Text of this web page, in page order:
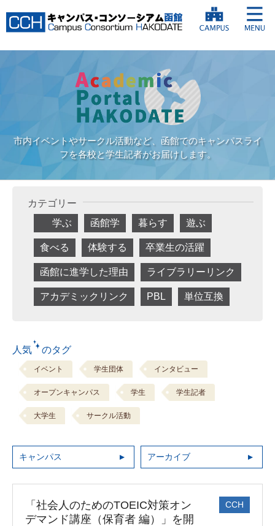
市内イベントやサークル活動など、函館でのキャンパスライ
フを各校と学生記者がお届けします。
カテゴリー
学ぶ
函館学 暮らす 遊ぶ
食べる 体験する 卒業生の活躍
函館に進学した理由 ライブラリーリンク
アカデミックリンク PBL 単位互換
人気 のタグ
イベント 学生団体 インタビュー
オープンキャンパス 学生 学生記者
大学生 サークル活動
キャンパス アーカイブ
「社会人のためのTOEIC対策オン
デマンド講座（保育者 編）」を開
CCH